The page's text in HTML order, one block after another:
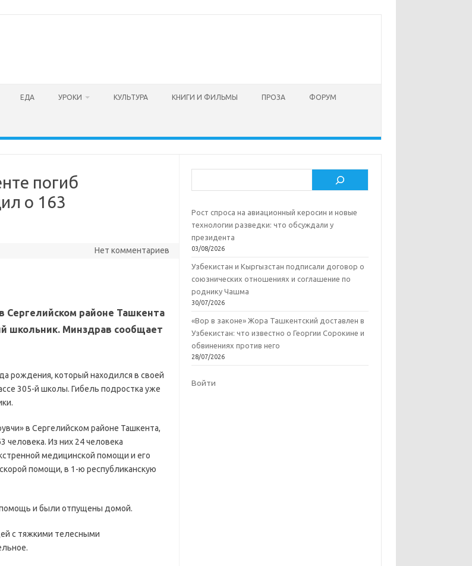
ЕДА УРОКИ КУЛЬТУРА КНИГИ И ФИЛЬМЫ ПРОЗА ФОРУМ
погиб
о 163
Нет комментариев
Сергелийском районе Ташкента
школьник. Минздрав сообщает
рождения, который находился в своей
305-й школы. Гибель подростка уже
в Сергелийском районе Ташкента,
Из них 24 человека
медицинской помощи и его
помощи, в 1-ю республиканскую
и были отпущены домой.
с тяжкими телесными
Рост спроса на авиационный керосин и новые
технологии разведки: что обсуждали у
президента
03/08/2026
Узбекистан и Кыргызстан подписали договор о
союзнических отношениях и соглашение по
роднику Чашма
30/07/2026
«Вор в законе» Жора Ташкентский доставлен в
Узбекистан: что известно о Георгии Сорокине и
обвинениях против него
28/07/2026
Войти